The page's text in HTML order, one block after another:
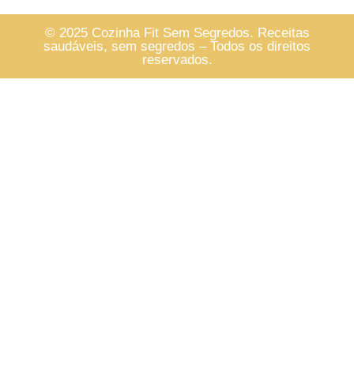
© 2025 Cozinha Fit Sem Segredos. Receitas
saudáveis, sem segredos – Todos os direitos
reservados.